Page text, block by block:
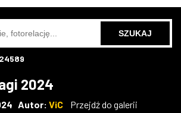
24589
2024
Autor: ViC
Przejdź do galerii